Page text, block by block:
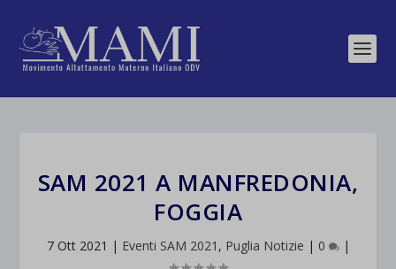
SAM 2021 A MANFREDONIA,
FOGGIA
7 Ott 2021 | Eventi SAM 2021 , Puglia Notizie | 0 |